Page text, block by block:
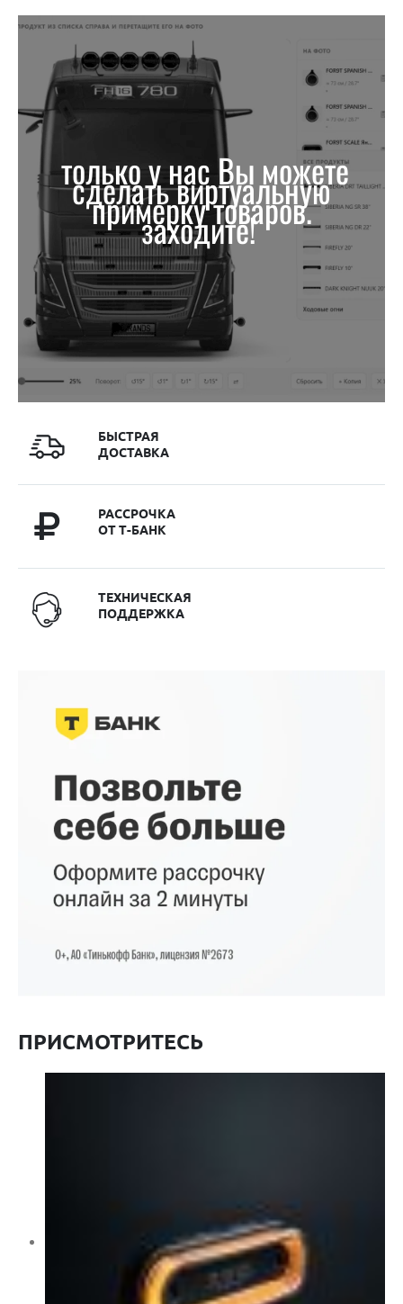
только у нас Вы можете
сделать виртуальную
примерку товаров.
заходите!
БЫСТРАЯ
ДОСТАВКА
РАССРОЧКА
ОТ Т-БАНК
ТЕХНИЧЕСКАЯ
ПОДДЕРЖКА
ПРИСМОТРИТЕСЬ